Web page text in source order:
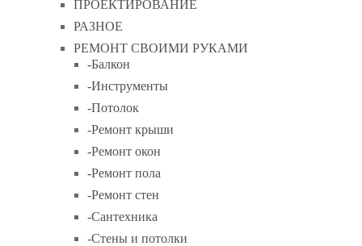
ПРОЕКТИРОВАНИЕ
РАЗНОЕ
РЕМОНТ СВОИМИ РУКАМИ
-Балкон
-Инструменты
-Потолок
-Ремонт крыши
-Ремонт окон
-Ремонт пола
-Ремонт стен
-Сантехника
-Стены и потолки